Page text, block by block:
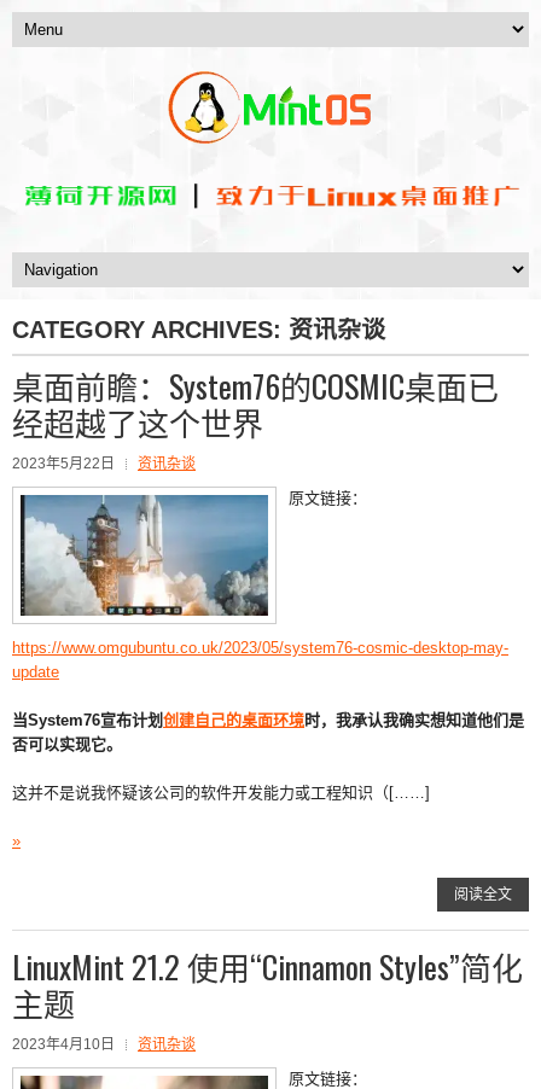
CATEGORY ARCHIVES: 资讯杂谈
桌面前瞻：System76的COSMIC桌面已
经超越了这个世界
2023年5月22日 资讯杂谈
原文链接：
https://www.omgubuntu.co.uk/2023/05/system76-cosmic-desktop-may-
update
当System76宣布计划 创建自己的桌面环境时，我承认我确实想知道他们是
否可以实现它。
这并不是说我怀疑该公司的软件开发能力或工程知识（[……]
»
阅读全文
LinuxMint 21.2 使用“Cinnamon Styles”简化
主题
2023年4月10日 资讯杂谈
原文链接：